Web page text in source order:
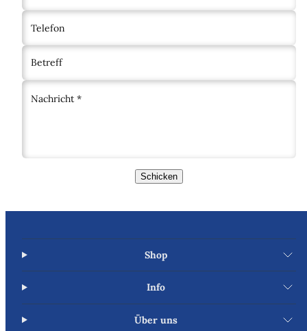
Telefon
Betreff
Nachricht *
Schicken
Shop
Info
Über uns